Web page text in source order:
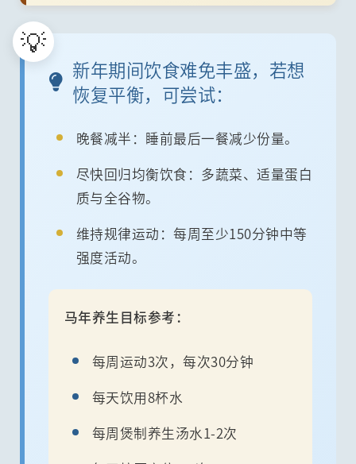
新年期间饮食难免丰盛，若想
恢复平衡，可尝试：
晚餐减半：睡前最后一餐减少份量。
尽快回归均衡饮食：多蔬菜、适量蛋白
质与全谷物。
维持规律运动：每周至少150分钟中等
强度活动。
马年养生目标参考：
每周运动3次，每次30分钟
每天饮用8杯水
每周煲制养生汤水1-2次